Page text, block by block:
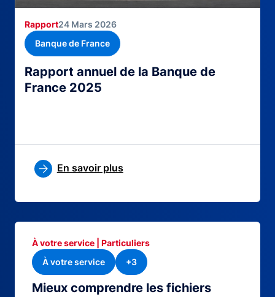
Rapport annuel de la Banque de
France 2025
Rapport24 Mars 2026
Banque de France
En savoir plus
Mieux comprendre les fichiers
À votre service | Particuliers
À votre service
+3